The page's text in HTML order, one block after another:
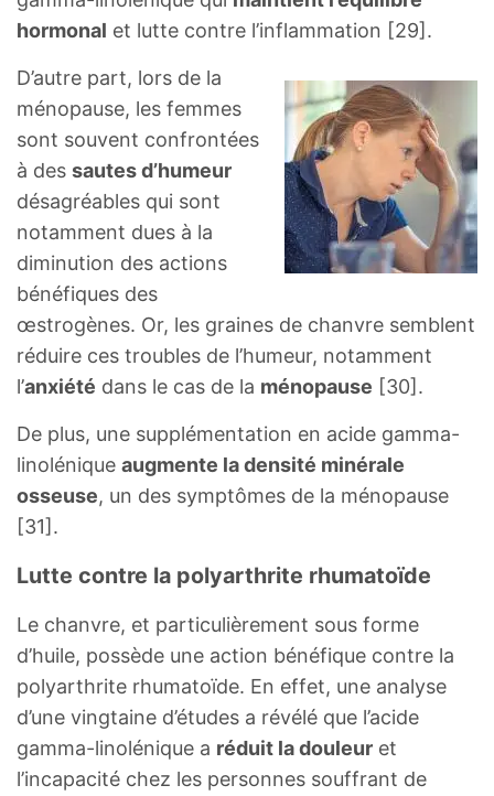
hormonal et lutte contre l’inflammation [29].
D’autre part, lors de la
ménopause, les femmes
sont souvent confrontées
à des sautes d’humeur
désagréables qui sont
notamment dues à la
diminution des actions
bénéfiques des
œstrogènes. Or, les graines de chanvre semblent
réduire ces troubles de l’humeur, notamment
l’anxiété dans le cas de la ménopause [30].
De plus, une supplémentation en acide gamma-
linolénique augmente la densité minérale
osseuse, un des symptômes de la ménopause
[31].
Lutte contre la polyarthrite rhumatoïde
Le chanvre, et particulièrement sous forme
d’huile, possède une action bénéfique contre la
polyarthrite rhumatoïde. En effet, une analyse
d’une vingtaine d’études a révélé que l’acide
gamma-linolénique a réduit la douleur et
l’incapacité chez les personnes souffrant de